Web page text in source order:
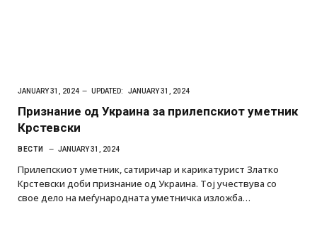
JANUARY 31, 2024 UPDATED: JANUARY 31, 2024
Признание од Украина за прилепскиот уметник
Крстевски
ВЕСТИ JANUARY 31, 2024
Прилепскиот уметник, сатиричар и карикатурист Златко
Крстевски доби признание од Украина. Тој учествува со
свое дело на меѓународната уметничка изложба…